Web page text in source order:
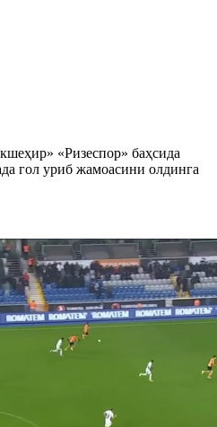
«Ризеспор» баҳсида
гол уриб жамоасини олдинга